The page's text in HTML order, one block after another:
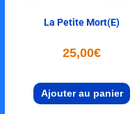
La Petite Mort(e)
25,00€
Ajouter au panier